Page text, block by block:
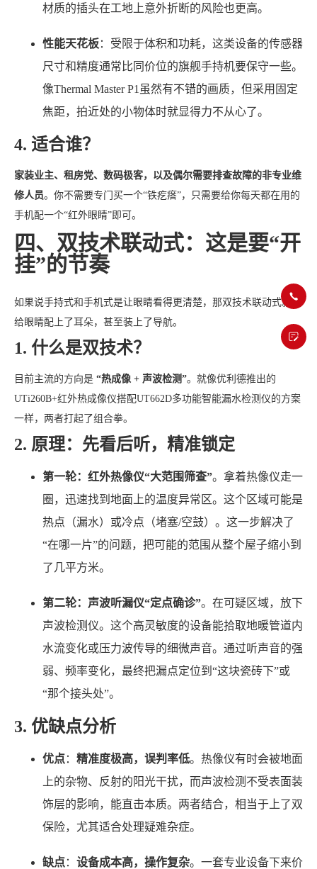
材质的插头在工地上意外折断的风险也更高。
性能天花板：受限于体积和功耗，这类设备的传感器
尺寸和精度通常比同价位的旗舰手持机要保守一些。
像Thermal Master P1虽然有不错的画质，但采用固定
焦距，拍近处的小物体时就显得力不从心了。
4. 适合谁？
家装业主、租房党、数码极客，以及偶尔需要排查故障的非专业维
修人员。你不需要专门买一个“铁疙瘩”，只需要给你每天都在用的
手机配一个“红外眼睛”即可。
四、双技术联动式：这是要“开
挂”的节奏
如果说手持式和手机式是让眼睛看得更清楚，那双技术联动式就是
给眼睛配上了耳朵，甚至装上了导航。
1. 什么是双技术？
目前主流的方向是 “热成像 + 声波检测”。就像优利德推出的
UTi260B+红外热成像仪搭配UT662D多功能智能漏水检测仪的方案
一样，两者打起了组合拳。
2. 原理：先看后听，精准锁定
第一轮：红外热像仪“大范围筛查”。拿着热像仪走一
圈，迅速找到地面上的温度异常区。这个区域可能是
热点（漏水）或冷点（堵塞/空鼓）。这一步解决了
“在哪一片”的问题，把可能的范围从整个屋子缩小到
了几平方米。
第二轮：声波听漏仪“定点确诊”。在可疑区域，放下
声波检测仪。这个高灵敏度的设备能拾取地暖管道内
水流变化或压力波传导的细微声音。通过听声音的强
弱、频率变化，最终把漏点定位到“这块瓷砖下”或
“那个接头处”。
3. 优缺点分析
优点： 精准度极高，误判率低。热像仪有时会被地面
上的杂物、反射的阳光干扰，而声波检测不受表面装
饰层的影响，能直击本质。两者结合，相当于上了双
保险，尤其适合处理疑难杂症。
缺点： 设备成本高，操作复杂。一套专业设备下来价